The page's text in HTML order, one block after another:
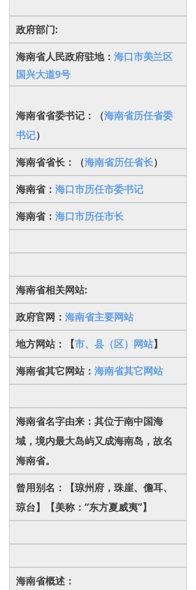
政府部门:
海南省人民政府驻地： 海口市美兰区
国兴大道9号
海南省省委书记：（海南省历任省委
书记）
海南省省长：（海南省历任省长）
海南省： 海口市历任市委书记
海南省： 海口市历任市长
海南省相关网站:
政府官网： 海南省主要网站
地方网站：【市、县（区）网站】
海南省其它网站： 海南省其它网站
海南省名字由来：其位于南中国海
域，境内最大岛屿又成海南岛，故名
海南省。
曾用别名：【琼州府，珠崖、儋耳、
琼台】【美称：“东方夏威夷”】
海南省概述：